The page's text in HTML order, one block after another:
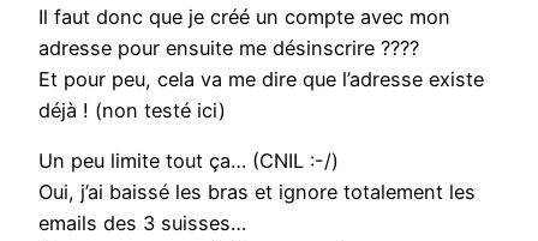
Il faut donc que je créé un compte avec mon
adresse pour ensuite me désinscrire ????
Et pour peu, cela va me dire que l’adresse existe
déjà ! (non testé ici)
Un peu limite tout ça… (CNIL :-/)
Oui, j’ai baissé les bras et ignore totalement les
emails des 3 suisses…